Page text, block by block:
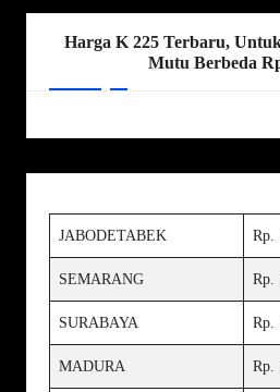
Harga K 225 Terbaru,
Mutu Berbeda
JABODETABEK Rp.
SEMARANG Rp.
SURABAYA Rp.
MADURA Rp.